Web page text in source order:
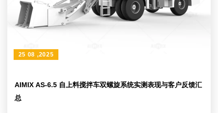
AIMIX AS-6.5 自上料搅拌车双螺旋系统实测表现与客户反馈汇
总
25 08 ,2025